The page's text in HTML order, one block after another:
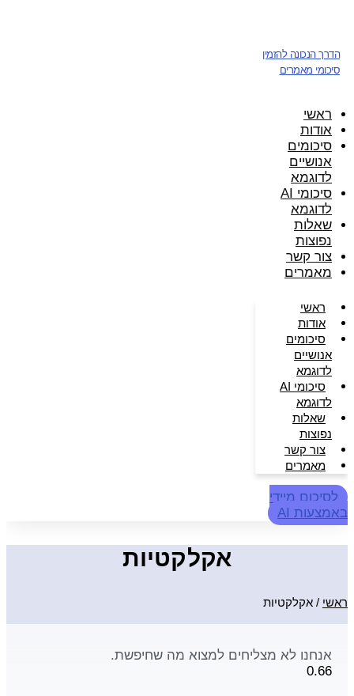
הדרך הנכונה להזמין
סיכומי מאמרים
ראשי
אודות
סיכומים
אנושיים
לדוגמא
סיכומי AI
לדוגמא
שאלות
נפוצות
צור קשר
מאמרים
ראשי
אודות
סיכומים
אנושיים
לדוגמא
סיכומי AI
לדוגמא
שאלות
נפוצות
צור קשר
מאמרים
לסיכום מיידי
באמצעות AI
אקלקטיות
ראשי / אקלקטיות
אנחנו לא מצליחים למצוא מה שחיפשת.